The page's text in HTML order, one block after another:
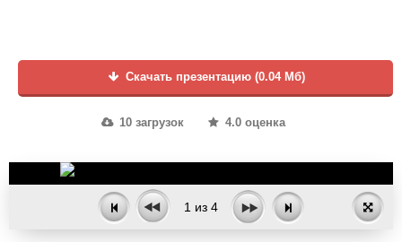
Скачать презентацию (0.04 Мб)
10 загрузок 4.0 оценка
1 из 4